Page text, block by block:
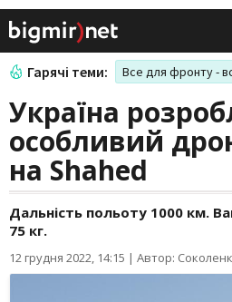
Гарячі теми: Все для фронту -
Україна
особливий
на Shahed
Дальність польоту 1000 км.
75 кг.
12 грудня 2022, 14:15 | Автор: